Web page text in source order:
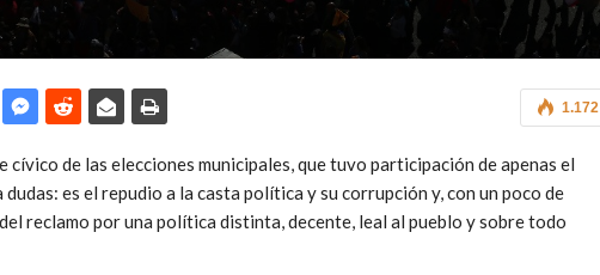
1.172
cívico de las elecciones municipales, que tuvo participación de apenas el
es el repudio a la casta política y su corrupción y, con un poco de
reclamo por una política distinta, decente, leal al pueblo y sobre todo